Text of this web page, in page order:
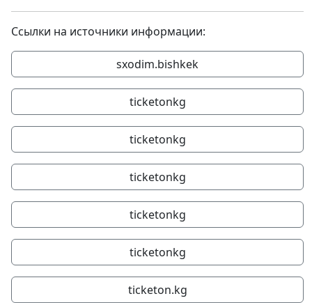
Ссылки на источники информации:
sxodim.bishkek
ticketonkg
ticketonkg
ticketonkg
ticketonkg
ticketonkg
ticketon.kg